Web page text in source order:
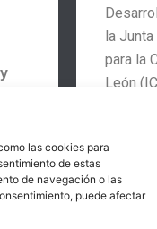
las cookies para
de estas
de navegación o las
puede afectar
la
para la
León
14001